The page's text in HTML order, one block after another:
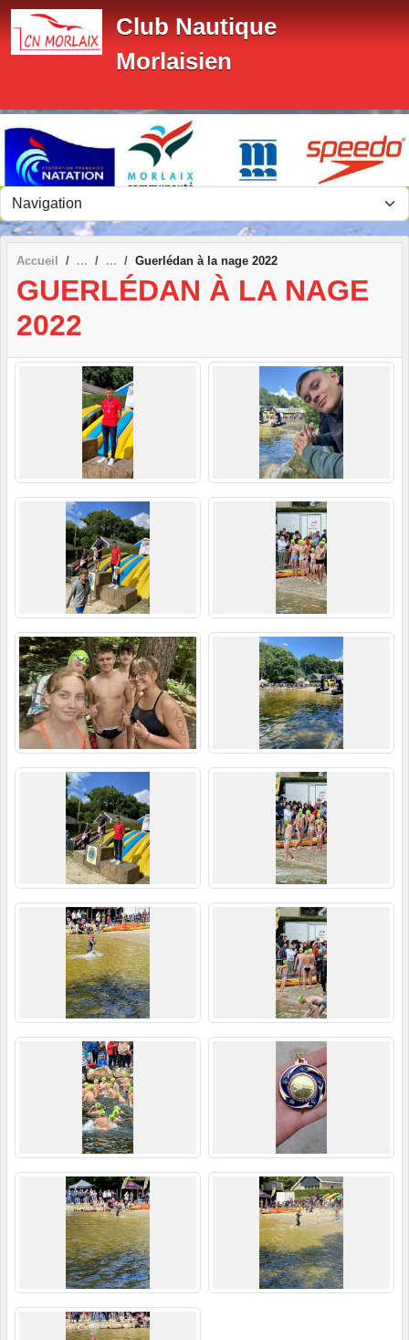
Club Nautique
Morlaisien
Accueil Guerlédan à la nage 2022
GUERLÉDAN À LA NAGE
2022
Panneau de gestion des cookies